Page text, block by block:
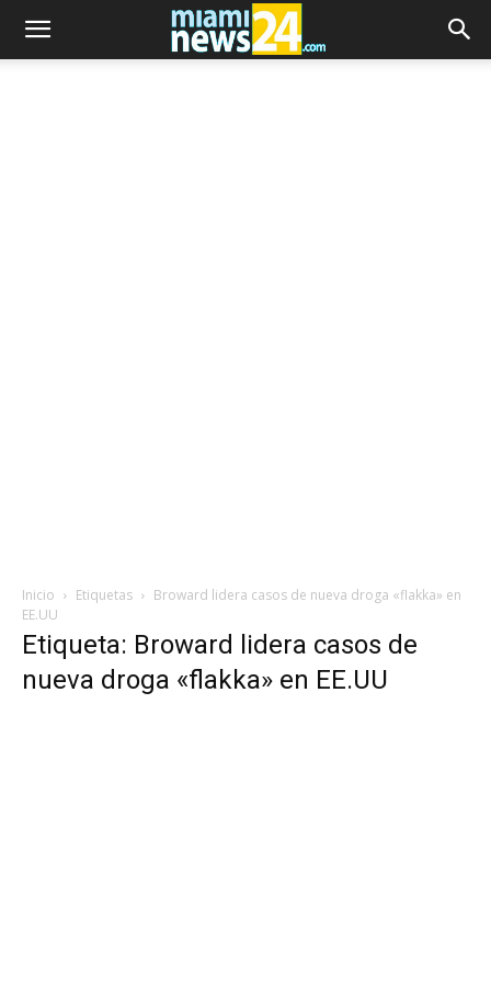
Inicio Etiquetas
Broward lidera casos de nueva droga «flakka» en
EE.UU
Etiqueta: Broward lidera casos de
nueva droga «flakka» en EE.UU